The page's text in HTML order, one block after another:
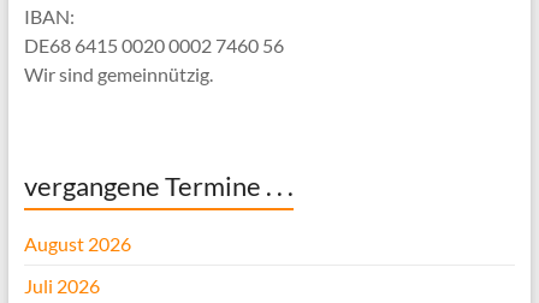
IBAN:
DE68 6415 0020 0002 7460 56
Wir sind gemeinnützig.
vergangene Termine . . .
August 2026
Juli 2026